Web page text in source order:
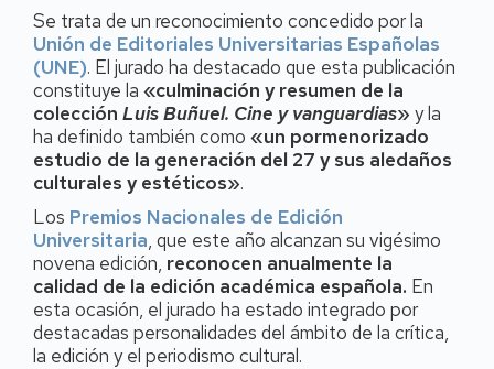
Se trata de un reconocimiento concedido por la
Unión de Editoriales Universitarias Españolas
(UNE). El jurado ha destacado que esta publicación
constituye la «culminación y resumen de la
colección Luis Buñuel. Cine y vanguardias» y la
ha definido también como «un pormenorizado
estudio de la generación del 27 y sus aledaños
culturales y estéticos».
Los Premios Nacionales de Edición
Universitaria, que este año alcanzan su vigésimo
novena edición, reconocen anualmente la
calidad de la edición académica española. En
esta ocasión, el jurado ha estado integrado por
destacadas personalidades del ámbito de la crítica,
la edición y el periodismo cultural.